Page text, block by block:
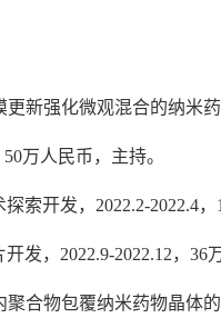
新强化微观混合的纳米药
万人民币，主持。
索开发，2022.2-2022.4，
发，2022.9-2022.12，36
合物包覆纳米药物晶体的